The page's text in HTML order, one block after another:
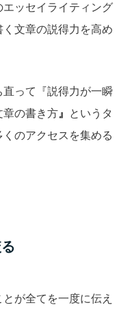
エッセイライティング
文章の説得力を高め
って『説得力が一瞬
章の書き方 』
というタ
のアクセスを集める
が全てを一度に伝え